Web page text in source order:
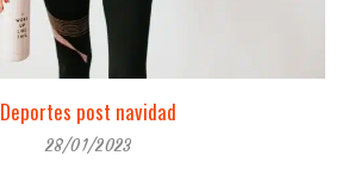
Deportes post navidad
28/01/2023